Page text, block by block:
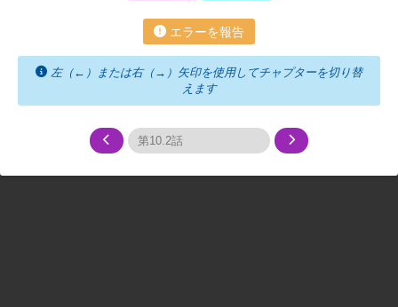
エラーを報告
左（←）または右（→）矢印を使用してチャプターを切り替
えます